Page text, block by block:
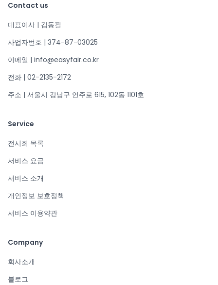
Contact us
대표이사 | 김동필
사업자번호 | 374-87-03025
이메일 | info@easyfair.co.kr
전화 | 02-2135-2172
주소 | 서울시 강남구 언주로 615, 102동 1101호
Service
전시회 목록
서비스 요금
서비스 소개
개인정보 보호정책
서비스 이용약관
Company
회사소개
블로그